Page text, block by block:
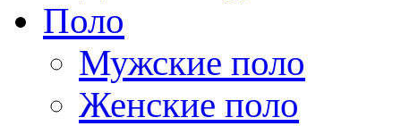
Поло
Мужские поло
Женские поло